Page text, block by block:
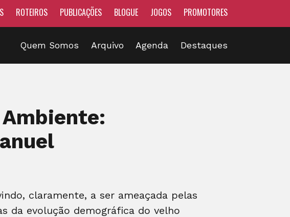
ROTEIROS PUBLICAÇÕES BLOGUE JOGOS PROMOTORES
Quem Somos Arquivo Agenda Destaques
claramente, a ser ameaçada pelas
da evolução demográfica do velho